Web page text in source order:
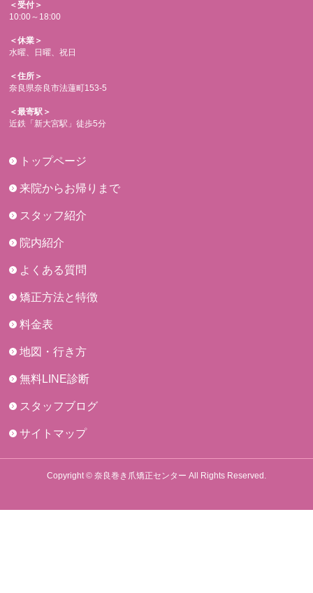
＜受付＞
10:00～18:00
＜休業＞
水曜、日曜、祝日
＜住所＞
奈良県奈良市法蓮町153-5
＜最寄駅＞
近鉄「新大宮駅」徒歩5分
トップページ
来院からお帰りまで
スタッフ紹介
院内紹介
よくある質問
矯正方法と特徴
料金表
地図・行き方
無料LINE診断
スタッフブログ
サイトマップ
Copyright © 奈良巻き爪矯正センター All Rights Reserved.